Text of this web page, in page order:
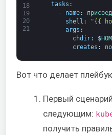
18
19
20
21
tasks :
-
name:
shell :
"{{
args :
chdir: $
creates :
Вот что делает
Первый
следующим:
получить